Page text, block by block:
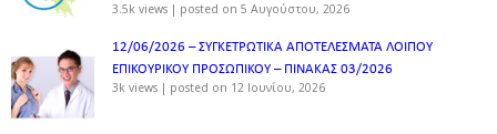
3.5k views | posted on 5 Αυγούστου, 2026
12/06/2026 – ΣΥΓΚΕΤΡΩΤΙΚΑ ΑΠΟΤΕΛΕΣΜΑΤΑ ΛΟΙΠΟΥ
ΕΠΙΚΟΥΡΙΚΟΥ ΠΡΟΣΩΠΙΚΟΥ – ΠΙΝΑΚΑΣ 03/2026
3k views | posted on 12 Ιουνίου, 2026